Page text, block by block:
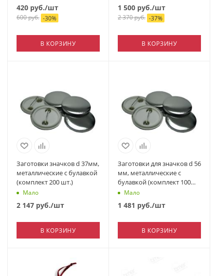
420 руб./шт
600руб. -30%
В КОРЗИНУ
1 500 руб./шт
2 370руб. -37%
В КОРЗИНУ
Заготовки значков d 37мм,
металлические с булавкой
(комплект 200 шт.)
Мало
2 147 руб./шт
В КОРЗИНУ
Заготовки для значков d 56
мм, металлические с
булавкой (комплект 100
шт.)Мало
1 481 руб./шт
В КОРЗИНУ